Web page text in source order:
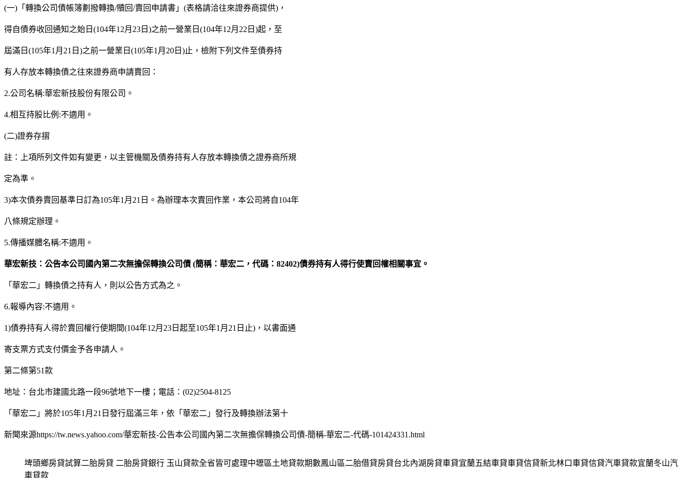
(一)「轉換公司債帳簿劃撥轉換/贖回/賣回申請書」(表格請洽往來證券商提供)，
得自債券收回通知之始日(104年12月23日)之前一營業日(104年12月22日)起，至
屆滿日(105年1月21日)之前一營業日(105年1月20日)止，檢附下列文件至債券持
有人存放本轉換債之往來證券商申請賣回：
2.公司名稱:華宏新技股份有限公司。
4.相互持股比例:不適用。
(二)證券存摺
註：上項所列文件如有變更，以主管機關及債券持有人存放本轉換債之證券商所規
定為準。
3)本次債券賣回基準日訂為105年1月21日。為辦理本次賣回作業，本公司將自104年
八條規定辦理。
5.傳播媒體名稱:不適用。
華宏新技：公告本公司國內第二次無擔保轉換公司債 (簡稱：華宏二，代碼：82402)債券持有人得行使賣回權相關事宜。
「華宏二」轉換債之持有人，則以公告方式為之。
6.報導內容:不適用。
1)債券持有人得於賣回權行使期間(104年12月23日起至105年1月21日止)，以書面通
寄支票方式支付價金予各申請人。
第二條第51款
地址：台北市建國北路一段96號地下一樓；電話：(02)2504-8125
「華宏二」將於105年1月21日發行屆滿三年，依「華宏二」發行及轉換辦法第十
新聞來源https://tw.news.yahoo.com/華宏新技-公告本公司國內第二次無擔保轉換公司債-簡稱-華宏二-代碼-101424331.html
埤頭鄉房貸試算二胎房貸 二胎房貸銀行 玉山貸款全省皆可處理中壢區土地貸款期數鳳山區二胎借貸房貸台北內湖房貸車貸宜蘭五結車貸車貸信貸新北林口車貸信貸汽車貸款宜蘭冬山汽
車貸款